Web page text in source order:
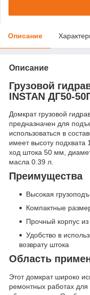
Описание
Описание
Грузовой
INSTAN ДГ50-
Домкрат грузовой
предназначен для
использоваться в
имеет высоту подхвата
ход штока 50 мм,
масла 0.39 л.
Преимущества
Высокая
Компактные
Прочный корпус
Удобство в
возврату штока
Область
Этот домкрат широко
ремонтных работах